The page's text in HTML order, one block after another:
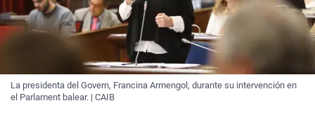
La presidenta del Govern, Francina Armengol, durante su intervención en
el Parlament balear. | CAIB